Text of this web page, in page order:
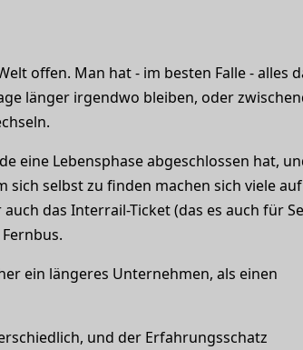
offen. Man hat - im besten Falle - alles
länger irgendwo bleiben, oder
eine Lebensphase abgeschlossen hat,
selbst zu finden machen sich viele
das Interrail-Ticket (das es auch für
ein längeres Unternehmen, als einen
und der Erfahrungsschatz